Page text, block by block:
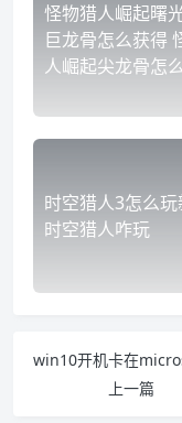
怪物猎人崛起曙
巨龙骨怎么获得
人崛起尖龙骨怎
时空猎人3怎么
时空猎人咋玩
上一篇